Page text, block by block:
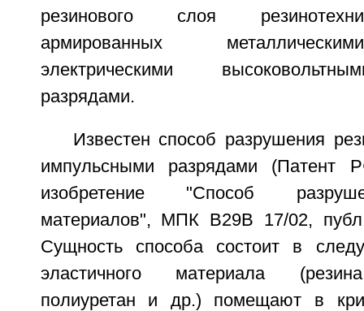
резинового слоя
армированных
электрическими
разрядами.
Известен способ разрушения
импульсными разрядами
изобретение "Способ
материалов", МПК B29B 17/02,
Сущность способа состоит в
эластичного материала
полиуретан и др.) помещают в